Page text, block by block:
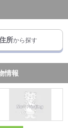
所から探す
情報